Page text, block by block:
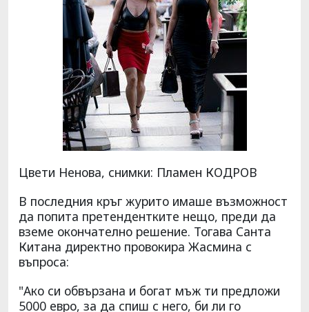
Цвети Ненова, снимки: Пламен КОДРОВ
В последния кръг журито имаше възможност
да попита претендентките нещо, преди да
вземе окончателно решение. Тогава Санта
Китана директно провокира Жасмина с
въпроса:
"Ако си обвързана и богат мъж ти предложи
5000 евро, за да спиш с него, би ли го